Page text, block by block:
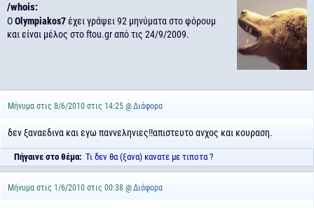
/whois:
ΟOlympiakos7έχει γράψει 92 μηνύματα στο φόρουμ
και είναι μέλος στο ftou.gr από τις 24/9/2009.
Μήνυμα στις 8/6/2010 στις 14:25 @Διάφορα
δεν ξαναεδινα και εγω παννεληνιες!!απιστευτο ανχος και κουραση.
Πήγαινε στο θέμα: Τι δεν θα (ξανα) κανατε με τιποτα ?
Μήνυμα στις 1/6/2010 στις 00:38 @Διάφορα